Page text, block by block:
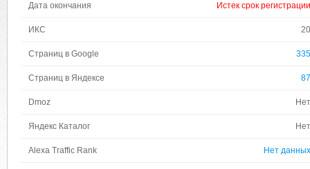
Дата окончания Истек срок регистрации
ИКС 20
Страниц в Google 335
Страниц в Яндексе 87
Dmoz Нет
Яндекс Каталог Нет
Alexa Traffic Rank Нет данных